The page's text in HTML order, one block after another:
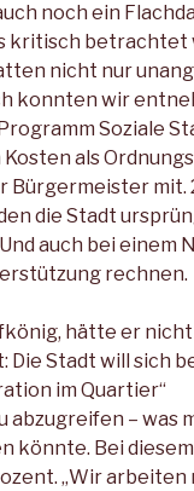
noch ein
kritisch betrachtet
nicht nur
konnten wir
Soziale
als
Bürgermeister mit.
die Stadt
auch bei einem
rechnen.
hätte er
Stadt will sich
im Quartier“
abzugreifen – was
könnte. Bei
„Wir arbeiten